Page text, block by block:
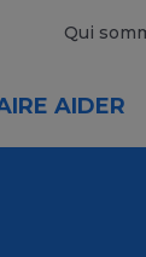
Qui
AIDER